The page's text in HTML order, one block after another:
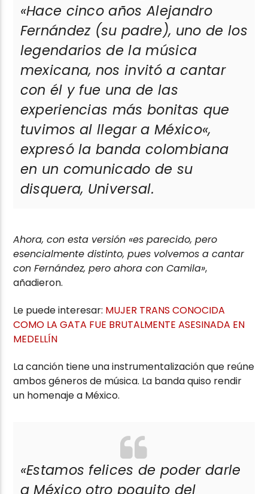
«Hace cinco años Alejandro
Fernández (su padre), uno de los
legendarios de la música
mexicana, nos invitó a cantar
con él y fue una de las
experiencias más bonitas que
tuvimos al llegar a México«,
expresó la banda colombiana
en un comunicado de su
disquera, Universal.
Ahora, con esta versión «es parecido, pero
esencialmente distinto, pues volvemos a cantar
con Fernández, pero ahora con Camila»,
añadieron.
Le puede interesar: MUJER TRANS CONOCIDA
COMO LA GATA FUE BRUTALMENTE ASESINADA EN
MEDELLÍN
La canción tiene una instrumentalización que reúne
ambos géneros de música. La banda quiso rendir
un homenaje a México.
«Estamos felices de poder darle
a México otro poquito del